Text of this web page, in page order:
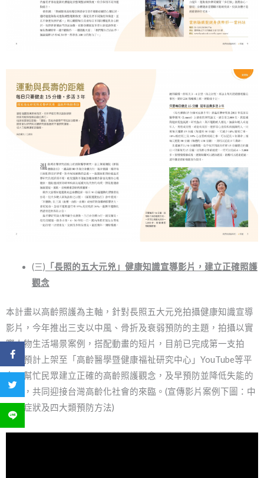
(三) 「長照的五大元兇」健康知識宣導影片，建立正確照護
觀念
本計畫以高齡照護為主軸，針對長照五大元兇拍攝健康知識宣導
影片，今年推出三支以中風、骨折及衰弱預防的主題，拍攝以實
際人物生活場景案例，搭配動畫的短片，目前已完成第一支拍
攝，預計上架至「高齡醫學暨健康福祉研究中心」YouTube等平
台，幫忙民眾建立正確的高齡照護觀念，及早預防並降低失能的
發生，共同迎接台灣高齡化社會的來臨。(宣傳影片案例下圖：中
風的症狀及四大類預防方法)
分享到 Facebook